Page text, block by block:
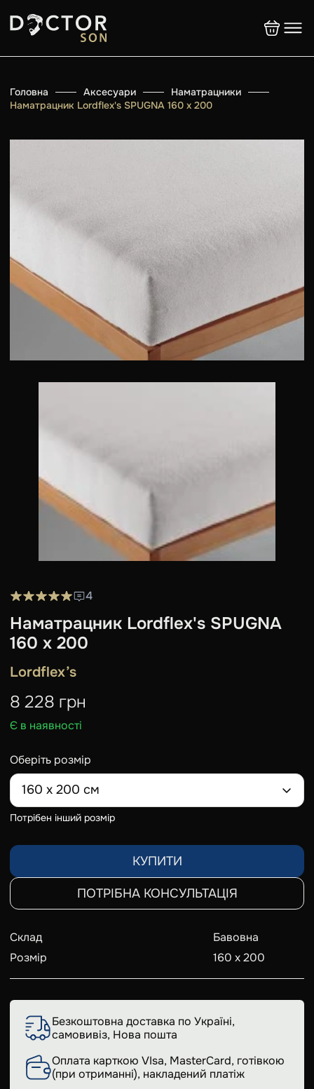
Головна Аксесуари
Наматрацники
Наматрацник Lordflex's SPUGNA 160 х 200
4
Наматрацник Lordflex's SPUGNA
160 х 200
Lordflex’s
8 228 грн
Є в наявності
Оберіть розмір
160 х 200 см
Потрібен інший розмір
КУПИТИ
ПОТРІБНА КОНСУЛЬТАЦІЯ
Склад
Бавовна
Розмір
160 х 200
Безкоштовна доставка по Україні,
самовивіз, Нова пошта
Оплата карткою VIsa, MasterCard, готівкою
(при отриманні), накладений платіж